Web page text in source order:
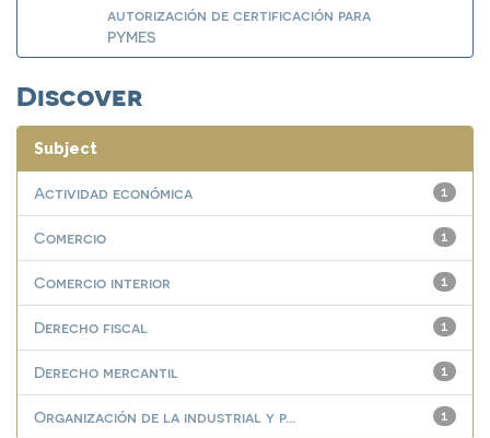
autorización de certificación para
PYMES
Discover
Subject
1
Actividad económica
1
Comercio
1
Comercio interior
1
Derecho fiscal
1
Derecho mercantil
1
Organización de la industrial y p...